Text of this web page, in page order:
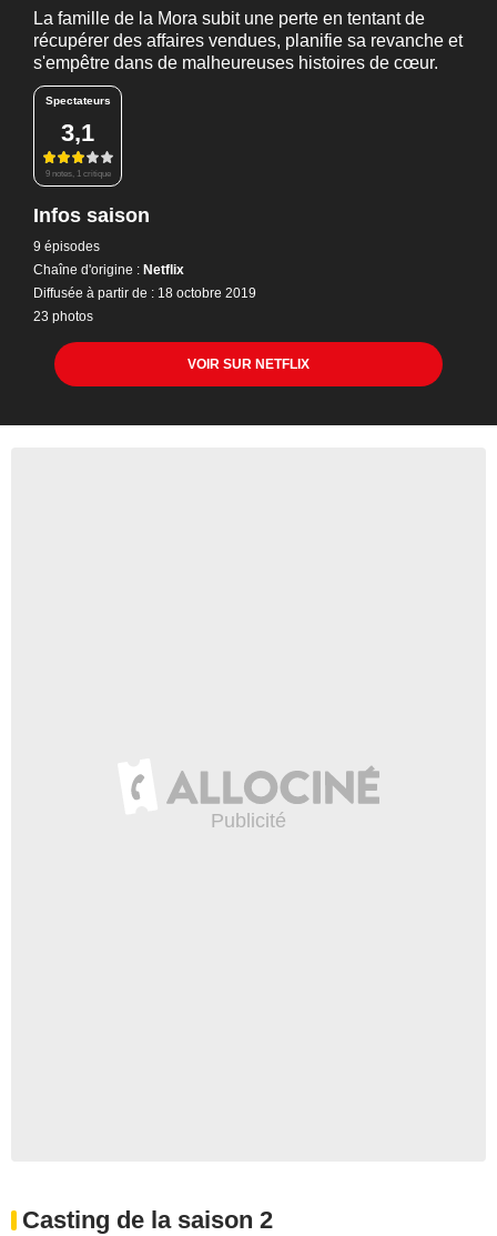
La famille de la Mora subit une perte en tentant de
récupérer des affaires vendues, planifie sa revanche et
s'empêtre dans de malheureuses histoires de cœur.
Spectateurs
3,1
9 notes, 1 critique
Infos saison
9 épisodes
Chaîne d'origine : Netflix
Diffusée à partir de : 18 octobre 2019
23 photos
VOIR SUR NETFLIX
Casting de la saison 2